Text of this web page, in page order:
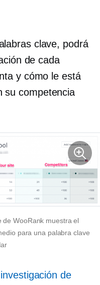
clave, podrá
de cada
y cómo le está
su competencia
de WooRank muestra el
para una palabra clave
de